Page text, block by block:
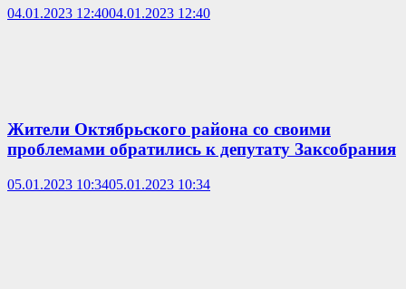
04.01.2023 12:4004.01.2023 12:40
Жители Октябрьского района со своими
проблемами обратились к депутату Заксобрания
05.01.2023 10:3405.01.2023 10:34